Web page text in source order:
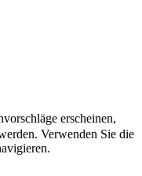
erscheinen,
Verwenden Sie die